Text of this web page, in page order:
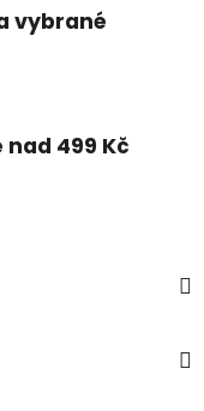
vybrané
499 Kč